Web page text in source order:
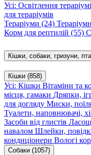
Усі: Освітлення
для тераріумів
Тераріуми (24)
Корм для рептилій (55)
Кішки, собаки, гризуни,
Кішки (858)
Усі: Кішки Вітаміни та
місця, гамаки Дряпки,
для догляду Миски,
Туалети, наповнювачі,
Засоби від глистів
навалом Шлейки,
кондиціонери Вологі
Собаки (1057)